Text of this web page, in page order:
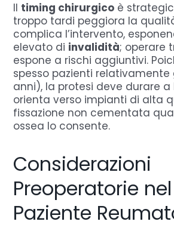
Il timing chirurgico è
troppo tardi peggiora la
complica l’intervento,
elevato di invalidità; operare
espone a rischi aggiuntivi.
spesso pazienti relativamente
anni), la protesi deve durare
orienta verso impianti di alta
fissazione non cementata
ossea lo consente.
Considerazioni
Preoperatorie nel
Paziente